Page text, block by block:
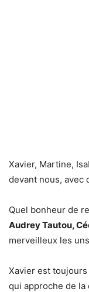
Xavier, Martine,
devant nous, avec
Quel bonheur de
Audrey Tautou,
merveilleux les
Xavier est
qui approche de la